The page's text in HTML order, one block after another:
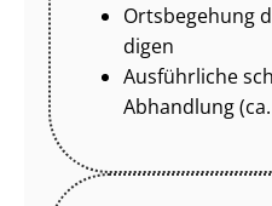
Ortsbegehung
di­gen
Ausführliche
Abhandlung